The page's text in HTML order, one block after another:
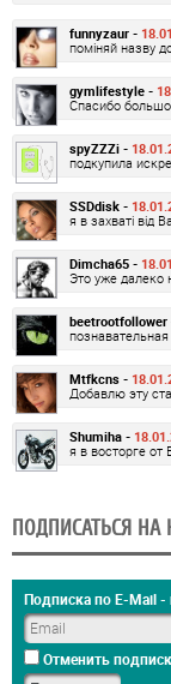
funnyzaur -
поміняй назву
gymlifestyle -
Спасибо
spyZZZi -
подкупила
SSDdisk -
я в захваті від
Dimcha65 -
Это уже далеко
beetrootfollower
Mtfkcns -
Добавлю эту
Shumiha -
я в восторге от
ПОДПИСАТЬСЯ НА
Подписка по E-Mail -
Отменить